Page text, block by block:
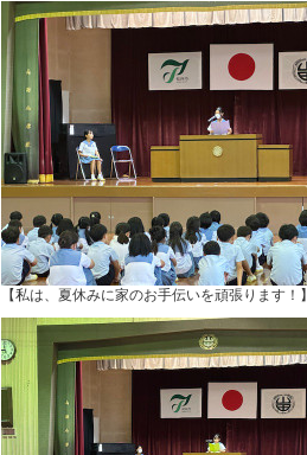
【私は、夏休みに家のお手伝いを頑張ります！】